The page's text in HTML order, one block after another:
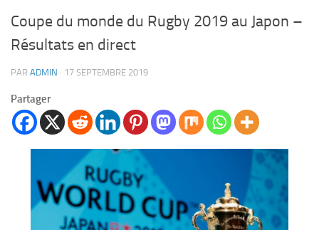
Coupe du monde du Rugby 2019 au Japon –
Résultats en direct
PAR ADMIN · 17 SEPTEMBRE 2019
Partager